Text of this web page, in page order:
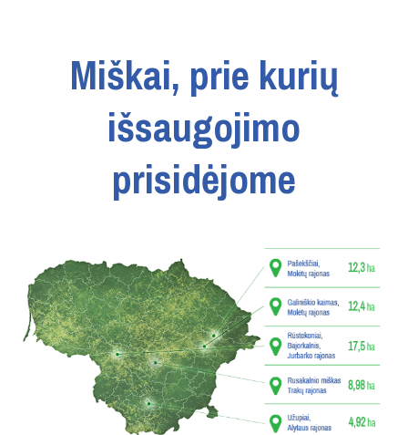
Miškai, prie kurių
išsaugojimo
prisidėjome